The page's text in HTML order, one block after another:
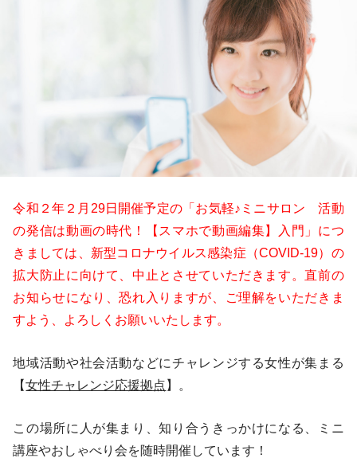
令和２年２月29日開催予定の「お気軽♪ミニサロン 活動
の発信は動画の時代！【スマホで動画編集】入門」につ
きましては、新型コロナウイルス感染症（COVID-19）の
拡大防止に向けて、中止とさせていただきます。直前の
お知らせになり、恐れ入りますが、ご理解をいただきま
すよう、よろしくお願いいたします。
地域活動や社会活動などにチャレンジする女性が集まる
【女性チャレンジ応援拠点】。
この場所に人が集まり、知り合うきっかけになる、ミニ
講座やおしゃべり会を随時開催しています！